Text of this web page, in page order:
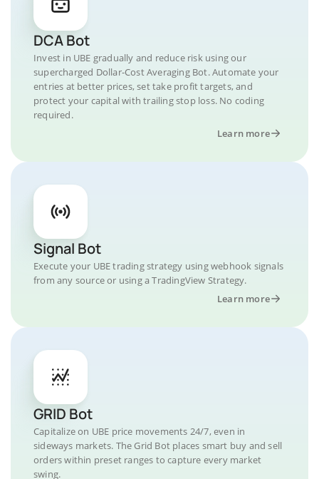
DCA Bot
Invest in UBE gradually and reduce risk using our
supercharged Dollar-Cost Averaging Bot. Automate your
entries at better prices, set take profit targets, and
protect your capital with trailing stop loss. No coding
required.
Learn more
Signal Bot
Execute your UBE trading strategy using webhook signals
from any source or using a TradingView Strategy.
Learn more
GRID Bot
Capitalize on UBE price movements 24/7, even in
sideways markets. The Grid Bot places smart buy and sell
orders within preset ranges to capture every market
swing.